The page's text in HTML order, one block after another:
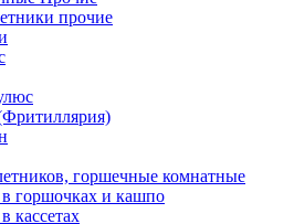
прочие
горшечные комнатные
в горшочках и кашпо
кассетах